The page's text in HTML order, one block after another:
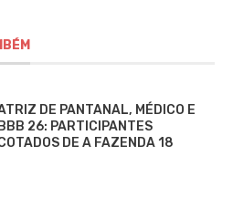
DE PANTANAL, MÉDICO E
26: PARTICIPANTES
DE A FAZENDA 18